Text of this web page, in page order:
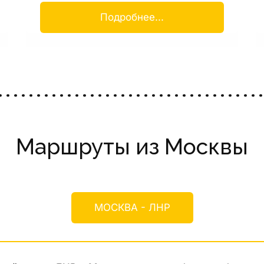
Подробнее...
Маршруты из Москвы
МОСКВА - ЛНР